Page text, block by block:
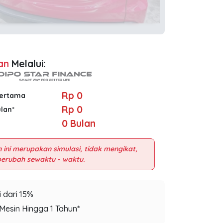
Melalui:
Rp 0
Rp 0
0Bulan
ini merupakan simulasi, tidak mengikat,
dari 15%
Hingga 1 Tahun*